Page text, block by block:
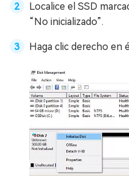
Localice el SSD
“No inicializado”.
Haga clic derecho en